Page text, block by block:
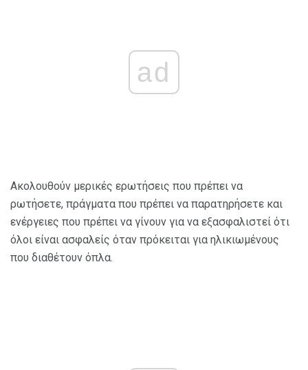
ad
Ακολουθούν μερικές ερωτήσεις που πρέπει να
ρωτήσετε, πράγματα που πρέπει να παρατηρήσετε και
ενέργειες που πρέπει να γίνουν για να εξασφαλιστεί ότι
όλοι είναι ασφαλείς όταν πρόκειται για ηλικιωμένους
που διαθέτουν όπλα.